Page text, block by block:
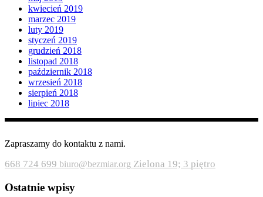
kwiecień 2019
marzec 2019
luty 2019
styczeń 2019
grudzień 2018
listopad 2018
październik 2018
wrzesień 2018
sierpień 2018
lipiec 2018
Zapraszamy do kontaktu z nami.
668 724 699 biuro@bezmiar.org Zielona 19; 3 piętro
Ostatnie wpisy